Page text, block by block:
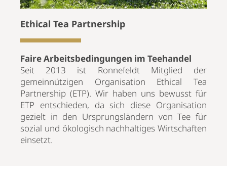
Ethical Tea Partnership
Faire Arbeitsbedingungen im Teehandel
Seit 2013 ist Ronnefeldt Mitglied der
gemeinnützigen Organisation Ethical Tea
Partnership (ETP). Wir haben uns bewusst für
ETP entschieden, da sich diese Organisation
gezielt in den Ursprungsländern von Tee für
sozial und ökologisch nachhaltiges Wirtschaften
einsetzt.